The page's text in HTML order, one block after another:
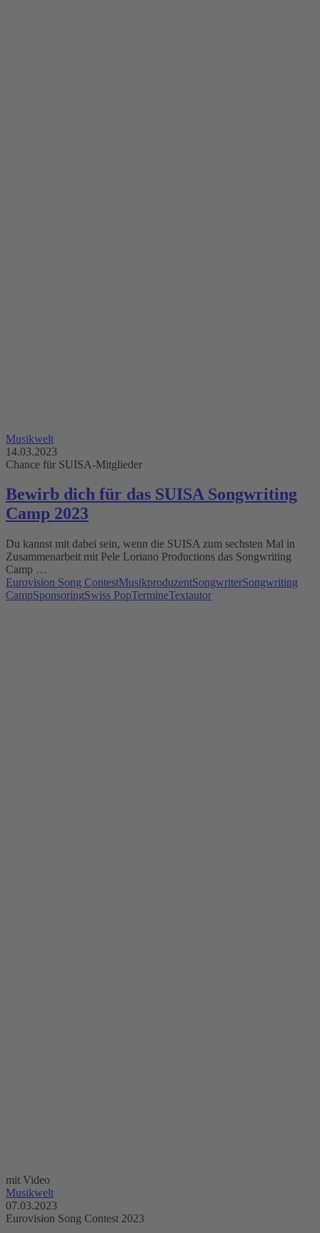
Musikwelt
14.03.2023
Chance für SUISA-Mitglieder
Bewirb dich für das SUISA Songwriting
Camp 2023
Du kannst mit dabei sein, wenn die SUISA zum sechsten Mal in
Zusammenarbeit mit Pele Loriano Productions das Songwriting
Camp …
Eurovision Song ContestMusikproduzentSongwriterSongwriting
CampSponsoringSwiss PopTermineTextautor
mit Video
Musikwelt
07.03.2023
Eurovision Song Contest 2023